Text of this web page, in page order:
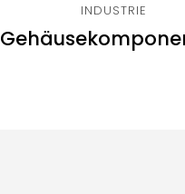
INDUSTRIE